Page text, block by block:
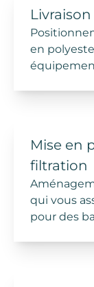
en
Mise en
filtration
qui vous
pour des